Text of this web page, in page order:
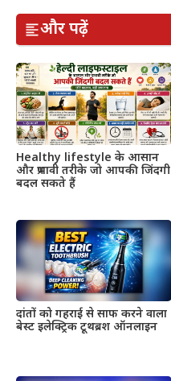
और पढ़ें
Healthy lifestyle के आसान
और प्रभावी तरीके जो आपकी जिंदगी
बदल सकते हैं
दांतों को गहराई से साफ करने वाला
बेस्ट इलेक्ट्रिक टूथब्रश ऑनलाइन